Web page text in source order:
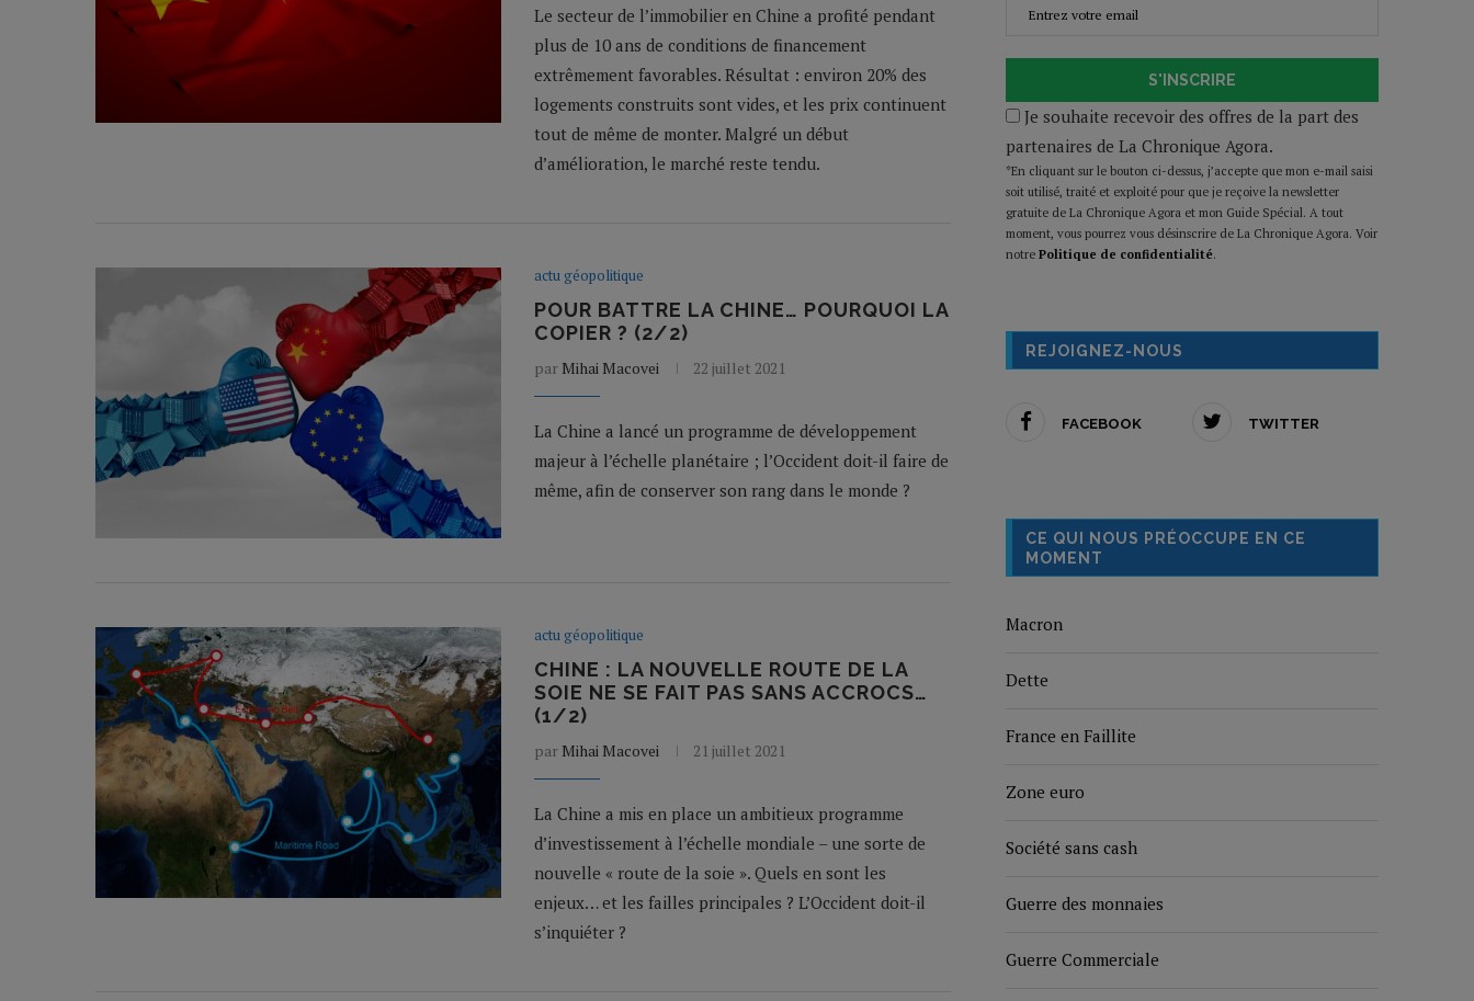
Le secteur de l’immobilier en Chine a profité pendant
plus de 10 ans de conditions de financement
extrêmement favorables. Résultat : environ 20% des
logements construits sont vides, et les prix continuent
tout de même de monter. Malgré un début
d’amélioration, le marché reste tendu.
actu géopolitique
POUR BATTRE LA CHINE… POURQUOI LA
COPIER ? (2/2)
par Mihai Macovei 22 juillet 2021
La Chine a lancé un programme de développement
majeur à l’échelle planétaire ; l’Occident doit-il faire de
même, afin de conserver son rang dans le monde ?
actu géopolitique
CHINE : LA NOUVELLE ROUTE DE LA
SOIE NE SE FAIT PAS SANS ACCROCS…
(1/2)
par Mihai Macovei 21 juillet 2021
La Chine a mis en place un ambitieux programme
d’investissement à l’échelle mondiale – une sorte de
nouvelle « route de la soie ». Quels en sont les
enjeux… et les failles principales ? L’Occident doit-il
s’inquiéter ?
S'INSCRIRE
Je souhaite recevoir des offres de la part des
partenaires de La Chronique Agora.
*En cliquant sur le bouton ci-dessus, j’accepte que mon e-mail saisi
soit utilisé, traité et exploité pour que je reçoive la newsletter
gratuite de La Chronique Agora et mon Guide Spécial. A tout
moment, vous pourrez vous désinscrire de La Chronique Agora. Voir
notre Politique de confidentialité.
REJOIGNEZ-NOUS
FACEBOOK TWITTER
CE QUI NOUS PRÉOCCUPE EN CE
MOMENT
Macron
Dette
France en Faillite
Zone euro
Société sans cash
Guerre des monnaies
Guerre Commerciale